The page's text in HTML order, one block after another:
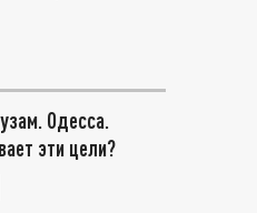
Одесса.
эти цели?